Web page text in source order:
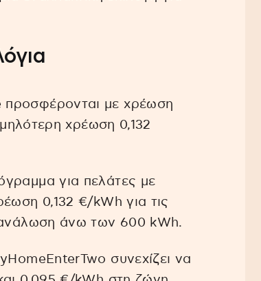
με χρέωση
χρέωση 0,132
για πελάτες με
0,132 €/kWh για τις
άνω των 600 kWh.
συνεχίζει να